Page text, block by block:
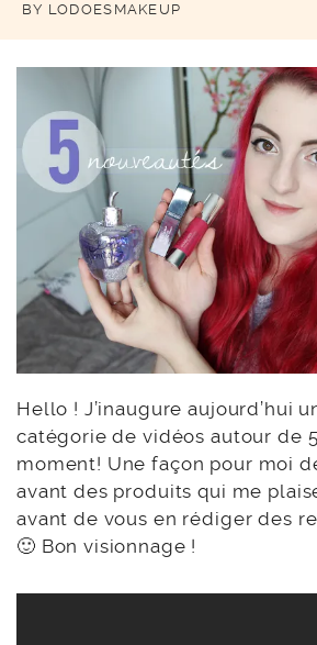
BY LODOESMAKEUP
Hello ! J’inaugure aujourd’hui
catégorie de vidéos autour de
moment! Une façon pour moi
avant des produits qui me
avant de vous en rédiger des
🙂 Bon visionnage !